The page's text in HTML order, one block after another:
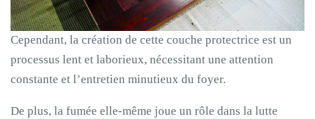
Cependant, la création de cette couche protectrice est un
processus lent et laborieux, nécessitant une attention
constante et l’entretien minutieux du foyer.
De plus, la fumée elle-même joue un rôle dans la lutte